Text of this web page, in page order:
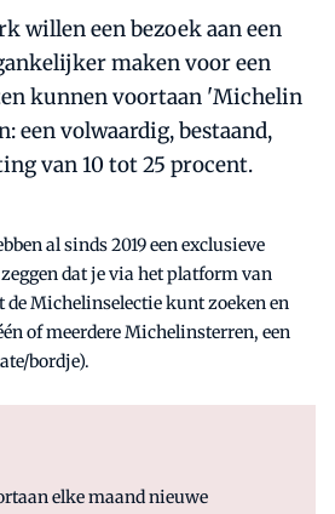
willen een bezoek aan een
maken voor een
kunnen voortaan 'Michelin
een volwaardig, bestaand,
van 10 tot 25 procent.
al sinds 2019 een exclusieve
dat je via het platform van
Michelinselectie kunt zoeken en
of meerdere Michelinsterren, een
bordje).
elke maand nieuwe